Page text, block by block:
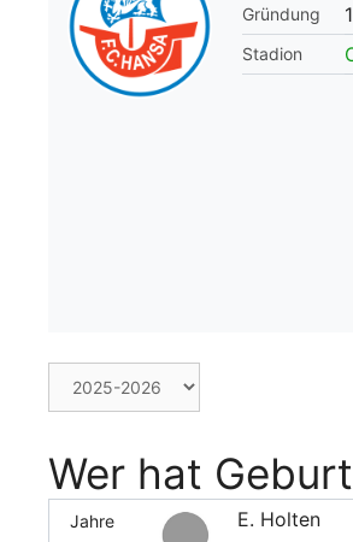
Gründung
Stadion
Wer hat
Jahre E. Holten